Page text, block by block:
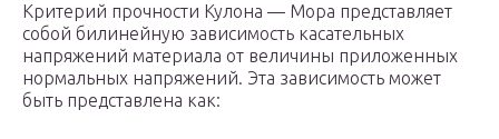
Критерий прочности Кулона — Мора представляет
собой билинейную зависимость касательных
напряжений материала от величины приложенных
нормальных напряжений. Эта зависимость может
быть представлена как: